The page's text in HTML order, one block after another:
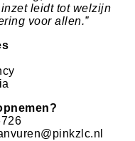
leidt tot welzijn
voor allen.”